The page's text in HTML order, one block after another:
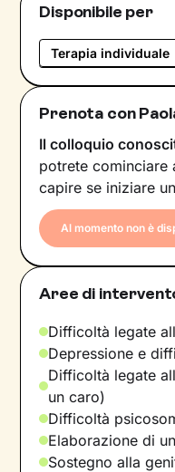
Disponibile per
Terapia individuale
Prenota con
Il colloquio
potrete cominciare
capire se iniziare
Al momento non è
Aree di
Difficoltà legate
Depressione e
Difficoltà legate
un caro)
Difficoltà
Elaborazione di
Sostegno alla